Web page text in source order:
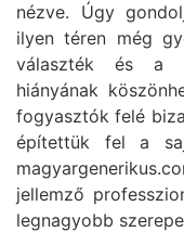
nézve. Úgy
ilyen téren még
választék és a
hiányának
fogyasztók felé
építettük fel a
jellemző
legnagyobb